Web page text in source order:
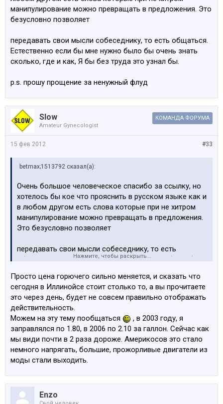
манипулирование можно превращать в предложения. Это
безусловно позволяет
передавать свои мысли собеседнику, то есть общаться.
Естественно если бы мне нужно было бы очень знать
сколько, где и как, Я бы без труда это узнал бы.
p.s. прошу прощение за ненужный флуд
Slow
Amateur Gynecologist
КОМАНДА ФОРУМА
#33
15 фев 2012
betmax;1513792 сказал(а):
Очень большое человеческое спасибо за ссылку, но
хотелось бы кое что прояснить в русском языке как и
в любом другом есть слова которые при не хитром
манипулирование можно превращать в предложения.
Это безусловно позволяет
передавать свои мысли собеседнику, то есть
общаться. Естественно если бы мне нужно было бы
узнал бы.
p.s. прошу прощение за ненужный флуд
Нажмите, чтобы раскрыть...
Просто цена горючего сильно меняется, и сказать что
сегодня в Иллинойсе стоит столько то, а вы прочитаете
это через день, будет не совсем правильно отображать
действительность.
Можем на эту тему пообщаться
, в 2003 году, я
заправлялся по 1.80, в 2006 по 2.10 за галлон. Сейчас как
мы види почти в 2 раза дороже. Америкосов это стало
немного напрягать, большие, прожорливые двигатели из
моды стали выходить.
Enzo